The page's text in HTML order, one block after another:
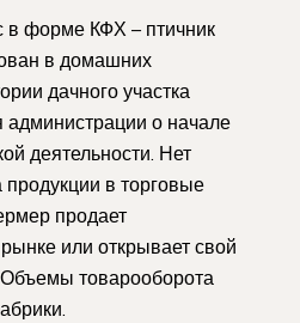
форме КФХ – птичник
в домашних
дачного участка
о начале
деятельности. Нет
в торговые
продает
или открывает свой
товарооборота